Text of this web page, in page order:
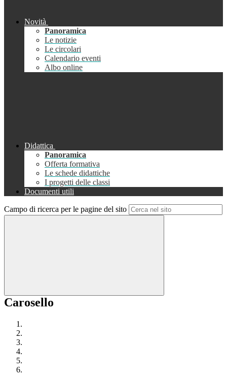
Novità
Panoramica
Le notizie
Le circolari
Calendario eventi
Albo online
Didattica
Panoramica
Offerta formativa
Le schede didattiche
I progetti delle classi
Documenti utili
Campo di ricerca per le pagine del sito
Carosello